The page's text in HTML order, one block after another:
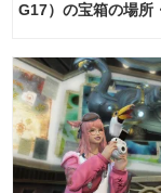
G17）の宝箱の場所